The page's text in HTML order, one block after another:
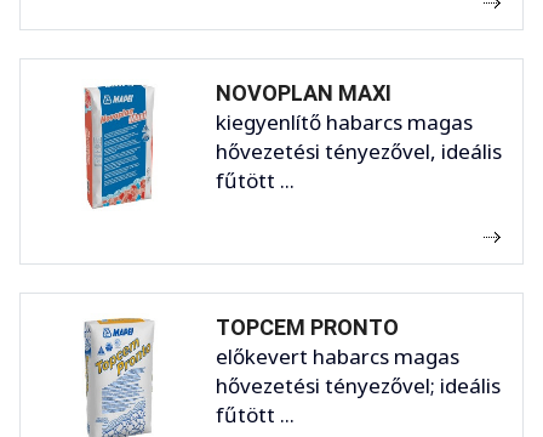
NOVOPLAN MAXI
kiegyenlítő habarcs magas
hővezetési tényezővel, ideális
fűtött ...
TOPCEM PRONTO
előkevert habarcs magas
hővezetési tényezővel; ideális
fűtött ...